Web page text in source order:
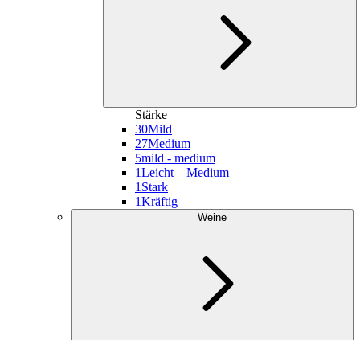
Stärke
30Mild
27Medium
5mild - medium
1Leicht – Medium
1 Stark
1Kräftig
Weine